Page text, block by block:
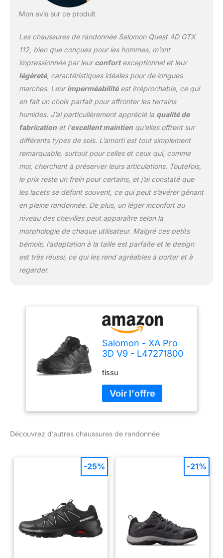
Mon avis sur ce produit
Les chaussures de randonnée Salomon Quest 4D GTX
112, bien que conçues pour les hommes, m’ont
impressionnée par leurconfortexceptionnel et leur
légèreté, caractéristiques idéales pour de longues
marches. Leurimperméabilitéest irréprochable, ce qui
en fait un choix parfait pour affronter les terrains
humides. J’ai particulièrement apprécié la qualité de
fabricationet l’excellent maintienqu’elles offrent sur
différents types de sols. L’amorti est tout simplement
remarquable, surtout pour celles et ceux qui, comme
moi, cherchent à préserver leurs articulations. Toutefois,
le prix reste un frein pour certains, et j’ai constaté que
les lacets se défont souvent, ce qui peut s’avérer gênant
en pleine randonnée. De plus, un léger inconfort au
niveau des chevilles peut apparaître selon la
morphologie de chaque utilisateur. Malgré ces petits
bémols, l’adaptation à la taille est parfaite et le design
est très réussi, ce qui les rend agréables à porter et à
regarder.
Salomon - XA Pro
3D V9 - L47271800
Pointure: 48 EU
tissu
Découvrez d’autres chaussures de randonnée
-25% -21%